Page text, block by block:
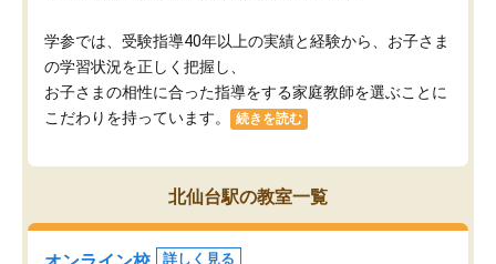
学参では、受験指導40年以上の実績と経験から、お子さま
の学習状況を正しく把握し、
お子さまの相性に合った指導をする家庭教師を選ぶことに
こだわりを持っています。
続きを読む
北仙台駅の教室一覧
詳しく見る